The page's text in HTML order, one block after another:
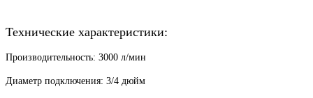
Технические характеристики:
Производительность: 3000 л/мин
Диаметр подключения: 3/4 дюйм